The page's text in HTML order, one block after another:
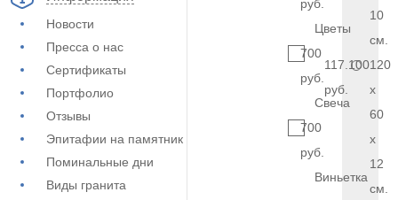
Новости
Пресса о нас
Сертификаты
Портфолио
Отзывы
Эпитафии на памятник
Поминальные дни
Виды гранита
руб.
Цветы
700
руб.
Свеча
700
руб.
Виньетка
10
см.
117.100
руб.
120
x
60
x
12
см.